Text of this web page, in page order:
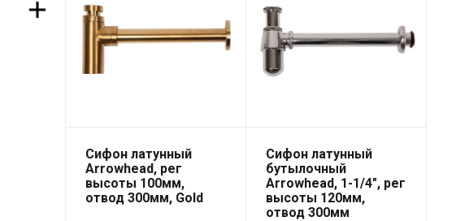
Сифон латунный
Arrowhead, рег
высоты 100мм,
отвод 300мм, Gold
Сифон латунный
бутылочный
Arrowhead, 1-1/4″, рег
высоты 120мм,
отвод 300мм